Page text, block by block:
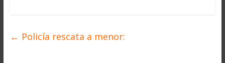
← Policía rescata a menor: